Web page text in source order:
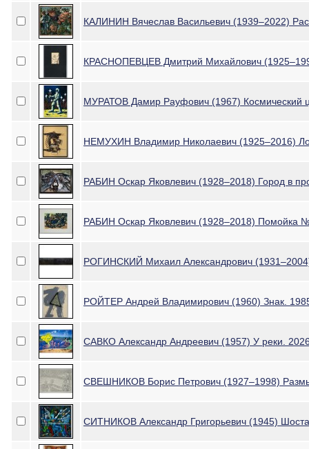
КАЛИНИН Вячеслав Васильевич (1939–2022)
КРАСНОПЕВЦЕВ Дмитрий Михайлович
МУРАТОВ Дамир Рауфович (1967) Космический
НЕМУХИН Владимир Николаевич (1925–2016)
РАБИН Оскар Яковлевич (1928–2018) Город в
РАБИН Оскар Яковлевич (1928–2018) Помойка
РОГИНСКИЙ Михаил Александрович
РОЙТЕР Андрей Владимирович (1960) Знак.
САВКО Александр Андреевич (1957) У реки.
СВЕШНИКОВ Борис Петрович (1927–1998)
СИТНИКОВ Александр Григорьевич (1945)